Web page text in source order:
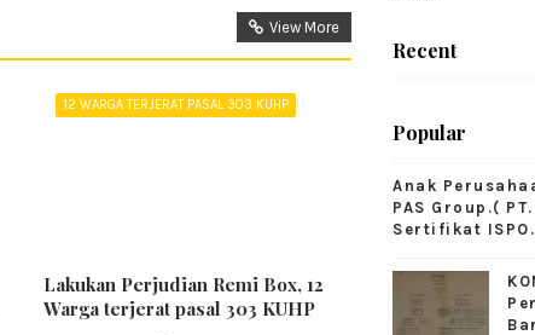
View More
12 WARGA TERJERAT PASAL 303 KUHP
Lakukan Perjudian Remi Box, 12
Warga terjerat pasal 303 KUHP
Recent
Popular
Anak
PAS Group.(
Sertifikat ISPO.